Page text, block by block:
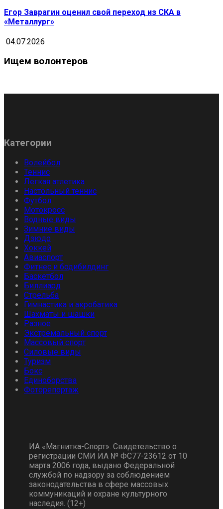
Егор Заврагин оценил свой переход из СКА в
«Металлург»
04.07.2026
Ищем волонтеров
Категории
Волейбол
Теннис
Легкая атлетика
Настольный теннис
Футбол
Мотокросс
Водные виды
Зимние виды
Дзюдо
Хоккей
Авиаспорт
Фитнес и бодибилдинг
Баскетбол
Биллиард
Стрельба
Гимнастика и акробатика
Шахматы и шашки
Разное
Экстремальный спорт
Массовый спорт
Силовые виды
Туризм
Бокс
Единоборства
Фоторепортаж
ИА «Магнитка-Спорт». Свидетельство о
регистрации СМИ ИА № ФС77-23612 от 10
марта 2006 года, выдано Федеральной
службой по надзору за соблюдением
законодательства в сфере массовых
коммуникаций и охране культурного
наследия. (12+)